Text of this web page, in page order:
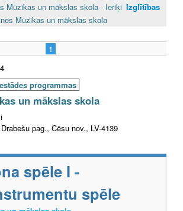
Mūzikas un mākslas skola - Ieriķi Izglītības
Mūzikas un mākslas skola
1
programmas
un mākslas skola
pag., Cēsu nov., LV-4139
spēle I -
spēle